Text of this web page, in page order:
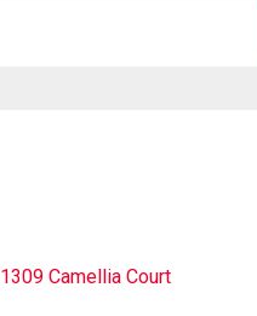
1309 Camellia Court